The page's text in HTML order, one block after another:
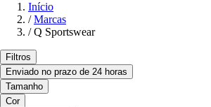
Início
/ Marcas
/ Q Sportswear
Filtros
Enviado no prazo de 24 horas
Tamanho
Cor